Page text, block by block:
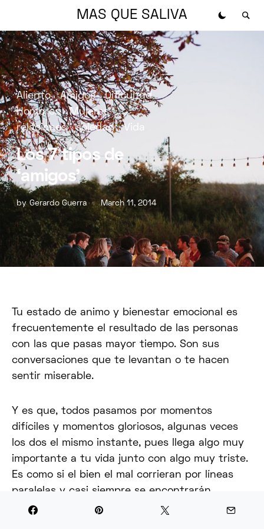
MAS QUE SALIVA
Aliento Amigos
Dificultad
Hombres
Mujeres
relaciones
soledad Vida
Los 7 tipos de
‘amigos’
by Gerardo Guerra March 11, 2014
Tu estado de animo y bienestar emocional es
frecuentemente el resultado de las personas
con las que pasas mayor tiempo. Son sus
conversaciones que te levantan o te hacen
sentir miserable.
Y es que, todos pasamos por momentos
difíciles y momentos gloriosos, algunas veces
los dos el mismo instante, pues llega algo muy
importante a tu vida junto con algo muy triste.
Es como si el bien el mal corrieran por líneas
paralelas y casi siempre se encontrarán.